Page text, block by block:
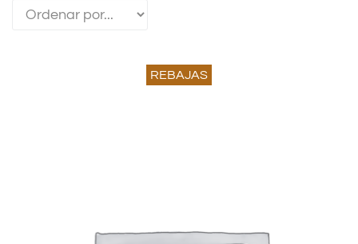
BEAUTY
REBAJAS